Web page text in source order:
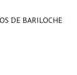
DE BARILOCHE